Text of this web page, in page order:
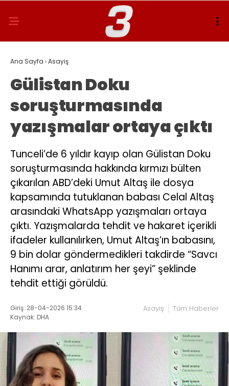
Ana Sayfa ›Asayiş
Gülistan Doku
soruşturmasında
yazışmalar ortaya çıktı
Tunceli’de 6 yıldır kayıp olan Gülistan Doku
soruşturmasında hakkında kırmızı bülten
çıkarılan ABD’deki Umut Altaş ile dosya
kapsamında tutuklanan babası Celal Altaş
arasındaki WhatsApp yazışmaları ortaya
çıktı. Yazışmalarda tehdit ve hakaret içerikli
ifadeler kullanılırken, Umut Altaş’ın babasını,
9 bin dolar göndermedikleri takdirde “Savcı
Hanımı arar, anlatırım her şeyi” şeklinde
tehdit ettiği görüldü.
Giriş: 28-04-2026 15:34
Kaynak: DHA
Asayiş Tüm Haberler